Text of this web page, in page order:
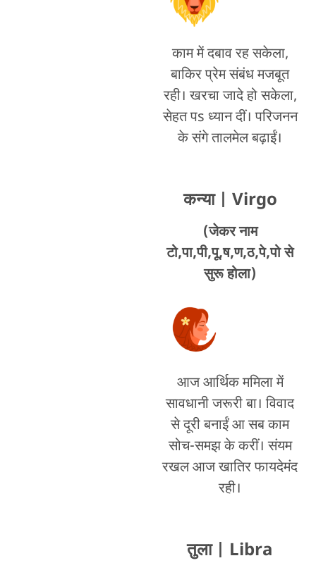
काम में दबाव रह सकेला,
बाकिर प्रेम संबंध मजबूत
रही। खरचा जादे हो सकेला,
सेहत पs ध्यान दीं। परिजनन
के संगे तालमेल बढ़ाईं।
कन्या | Virgo
(जेकर नाम
टो,पा,पी,पू,ष,ण,ठ,पे,पो से
सुरू होला)
आज आर्थिक ममिला में
सावधानी जरूरी बा। विवाद
से दूरी बनाईं आ सब काम
सोच-समझ के करीं। संयम
रखल आज खातिर फायदेमंद
रही।
तुला | Libra